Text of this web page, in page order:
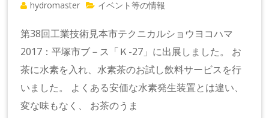
hydromaster イベント等の情報
第38回工業技術見本市テクニカルショウヨコハマ
2017：平塚市ブ－ス「Ｋ-27」に出展しました。 お
茶に水素を入れ、水素茶のお試し飲料サービスを行
いました。 よくある安価な水素発生装置とは違い、
変な味もなく、 お茶のうま